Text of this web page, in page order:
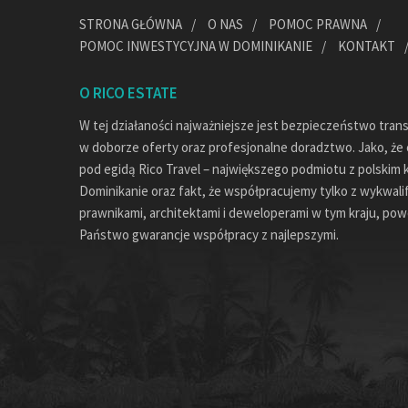
STRONA GŁÓWNA O NAS
POMOC PRAWNA
POMOC INWESTYCYJNA W DOMINIKANIE
KONTAKT
O RICO ESTATE
W tej działaności najważniejsze jest bezpieczeństwo
w doborze oferty oraz profesjonalne doradztwo. Jako, że
pod egidą Rico Travel – największego podmiotu z polskim
Dominikanie oraz fakt, że współpracujemy tylko z
prawnikami, architektami i deweloperami w tym kraju,
Państwo gwarancje współpracy z najlepszymi.